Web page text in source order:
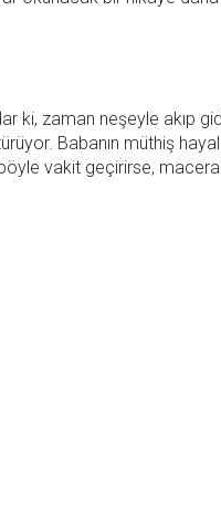
ki, zaman neşeyle akıp
Babanın müthiş
vakit geçirirse,